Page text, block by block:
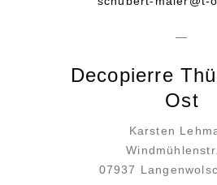
—
Decopierre
Ost
Karsten
07937